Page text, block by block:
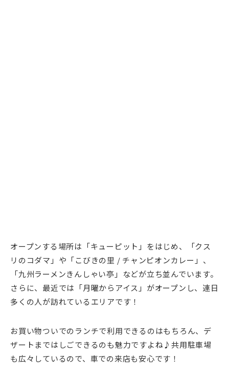
オープンする場所は「キューピット」をはじめ、「クス
リのコダマ」や「こびきの里 / チャンピオンカレー」、
「九州ラーメンきんしゃい亭」などが立ち並んでいます。
さらに、最近では「月曜からアイス」がオープンし、連日
多くの人が訪れているエリアです！
お買い物ついでのランチで利用できるのはもちろん、デ
ザートまではしごできるのも魅力ですよね♪共用駐車場
も広々しているので、車での来店も安心です！